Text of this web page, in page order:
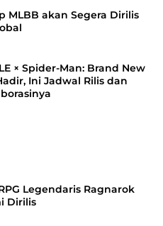
MLBB akan Segera Dirilis
× Spider-Man: Brand New
Ini Jadwal Rilis dan
Legendaris Ragnarok
Dirilis